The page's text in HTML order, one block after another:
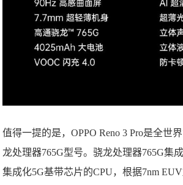
值得一提的是，OPPO Reno 3 Pro是全世
龙处理器765G型号。骁龙处理器765G集
集成化5G基带芯片的CPU，根据7nm